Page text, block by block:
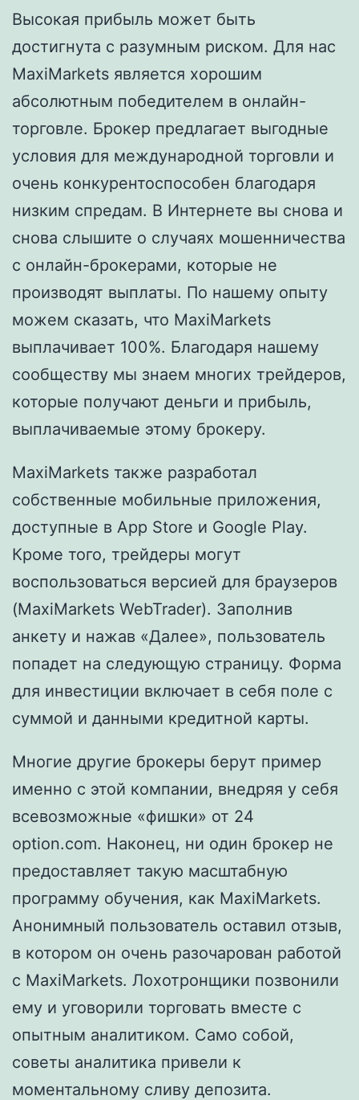
Высокая прибыль может быть
достигнута с разумным риском. Для нас
MaxiMarkets является хорошим
абсолютным победителем в онлайн-
торговле. Брокер предлагает выгодные
условия для международной торговли и
очень конкурентоспособен благодаря
низким спредам. В Интернете вы снова и
снова слышите о случаях мошенничества
с онлайн-брокерами, которые не
производят выплаты. По нашему опыту
можем сказать, что MaxiMarkets
выплачивает 100%. Благодаря нашему
сообществу мы знаем многих трейдеров,
которые получают деньги и прибыль,
выплачиваемые этому брокеру.
MaxiMarkets также разработал
собственные мобильные приложения,
доступные в App Store и Google Play.
Кроме того, трейдеры могут
воспользоваться версией для браузеров
(MaxiMarkets WebTrader). Заполнив
анкету и нажав «Далее», пользователь
попадет на следующую страницу. Форма
для инвестиции включает в себя поле с
суммой и данными кредитной карты.
Многие другие брокеры берут пример
именно с этой компании, внедряя у себя
всевозможные «фишки» от 24
option.com. Наконец, ни один брокер не
предоставляет такую масштабную
программу обучения, как MaxiMarkets.
Анонимный пользователь оставил отзыв,
в котором он очень разочарован работой
с MaxiMarkets. Лохотронщики позвонили
ему и уговорили торговать вместе с
опытным аналитиком. Само собой,
советы аналитика привели к
моментальному сливу депозита.